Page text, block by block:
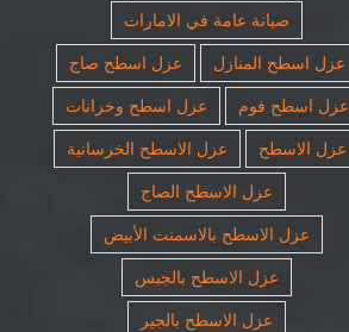
صيانة عامة في الامارات
عزل اسطح المنازل
عزل اسطح صاج
عزل اسطح فوم
عزل اسطح وخزانات
عزل الاسطح
عزل الاسطح الخرسانية
عزل الاسطح الصاج
عزل الاسطح بالاسمنت الأبيض
عزل الاسطح بالجبس
عزل الاسطح بالجير